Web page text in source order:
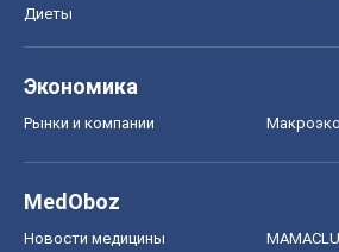
Диеты
Экономика
Рынки и компании
MedOboz
Новости медицины